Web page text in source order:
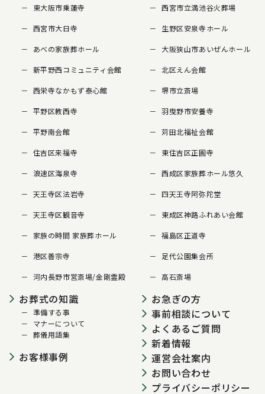
東大阪市乗蓮寺 西宮市立満池谷火葬場
西宮市大日寺 生野区安泉寺ホール
あべの家族葬ホール 大阪狭山市あいぜんホール
新平野西コミュニティ会館 北区えん会館
西栄寺なかもず泰心館 堺市立斎場
平野区教西寺 羽曳野市安養寺
平野南会館 苅田北福祉会館
住吉区来福寺 東住吉区正圓寺
浪速区海泉寺 西成区家族葬ホール悠久
天王寺区法岩寺 四天王寺阿弥陀堂
天王寺区観音寺 東成区神路ふれあい会館
家族の時間 家族葬ホール 福島区正道寺
港区善宗寺 足代公園集会所
河内長野市営斎場/金剛霊殿 高石斎場
お葬式の知識
準備する事
マナーについて
葬儀用語集
お客様事例
お急ぎの方
事前相談について
よくあるご質問
新着情報
運営会社案内
お問い合わせ
プライバシーポリシー